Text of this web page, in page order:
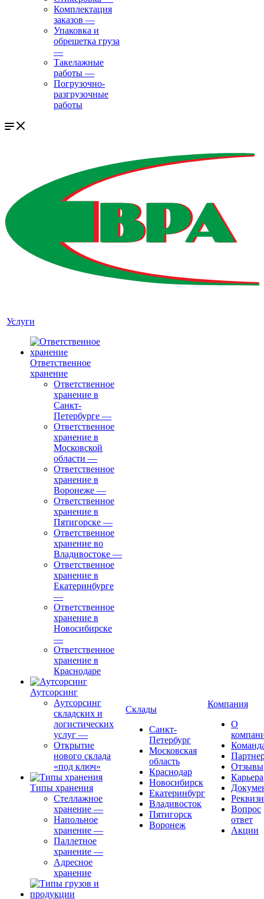
Комплектация
заказов —
Упаковка и
обрешетка груза
—
Такелажные
работы —
Погрузочно-
разгрузочные
работы
Услуги
Ответственное
хранение
Ответственное
хранение в
Санкт-
Петербурге —
Ответственное
хранение в
Московской
области —
Ответственное
хранение в
Воронеже —
Ответственное
хранение в
Пятигорске —
Ответственное
хранение во
Владивостоке —
Ответственное
хранение в
Екатеринбурге
—
Ответственное
хранение в
Новосибирске
—
Ответственное
хранение в
Краснодаре
Аутсорсинг
Аутсорсинг
складских и
логистических
услуг —
Открытие
нового склада
«под ключ»
Типы хранения
Стеллажное
хранение —
Напольное
хранение —
Паллетное
хранение —
Адресное
хранение
Склады
Санкт-
Петербург
Московская
область
Краснодар
Новосибирск
Екатеринбург
Владивосток
Пятигорск
Воронеж
Компания
О
Отзывы
Карьера
Вопрос
ответ
Акции